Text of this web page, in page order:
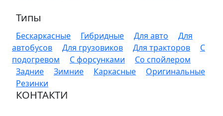
Типы
Бескаркасные Гибридные Для авто
Для
автобусов
Для грузовиков Для тракторов
С
подогревом
С форсунками
Со спойлером
Задние
Зимние Каркасные
Оригинальные
Резинки
КОНТАКТИ